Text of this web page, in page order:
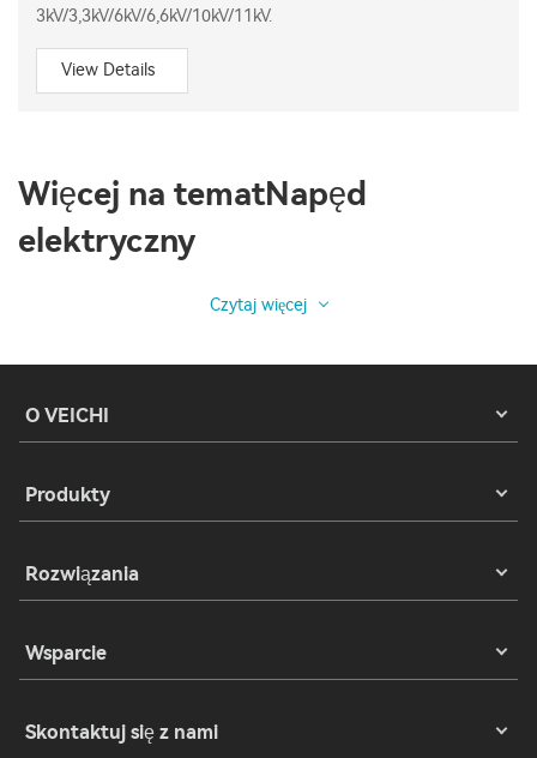
3kV/3,3kV/6kV/6,6kV/10kV/11kV.
View Details
Więcej na tematNapęd
elektryczny
Czytaj więcej
O VEICHI
Produkty
Rozwiązania
Wsparcie
Skontaktuj się z nami